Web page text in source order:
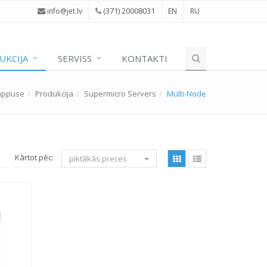
info@jet.lv (371) 20008031 EN RU
SERVISS KONTAKTI
Produkcija Supermicro Servers Multi-Node
Kārtot pēc: piktākās preces